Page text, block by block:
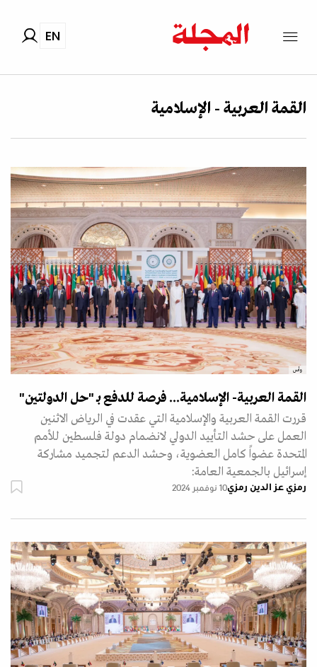
EN
القمة العربية - الإسلامية
وأس
القمة العربية- الإسلامية... فرصة للدفع بـ "حل الدولتين"
قررت القمة العربية والإسلامية التي عقدت في الرياض الاثنين
العمل على حشد التأييد الدولي لانضمام دولة فلسطين للأمم
المتحدة عضواً كامل العضوية، وحشد الدعم لتجميد مشاركة
إسرائيل بالجمعية العامة:
رمزي عز الدين رمزي10 نوفمبر 2024